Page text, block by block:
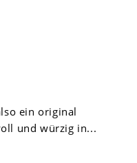
ein original
und würzig in...